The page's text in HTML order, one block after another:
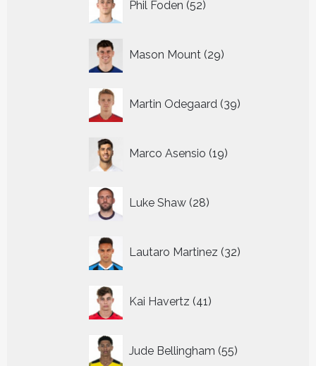
Phil Foden 52
producten
Mason Mount 29
producten
Martin Odegaard 39
producten
Marco Asensio 19
producten
Luke Shaw 28
producten
Lautaro Martinez 32
producten
Kai Havertz 41
producten
Jude Bellingham 55
producten